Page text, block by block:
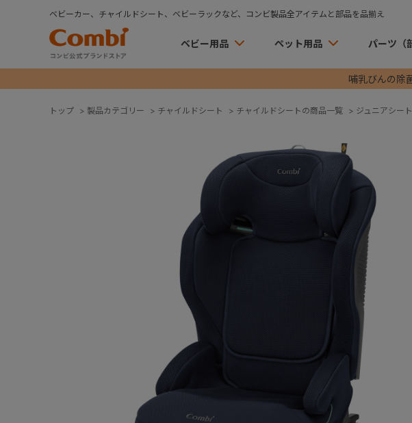
ベビーカー、チャイルドシート、ベビーラックなど、コンビ製品全アイテムと部品を品揃え
ベビー用品 ペット用品 パーツ（
哺乳びんの除
トップ > 製品カテゴリー > チャイルドシート > チャイルドシートの商品一覧 > ジュニアシー